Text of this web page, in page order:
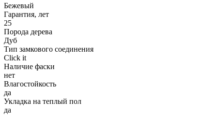
Бежевый
Гарантия, лет
25
Порода дерева
Дуб
Тип замкового соединения
Click it
Наличие фаски
нет
Влагостойкость
да
Укладка на теплый пол
да